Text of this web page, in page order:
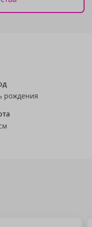
рождения